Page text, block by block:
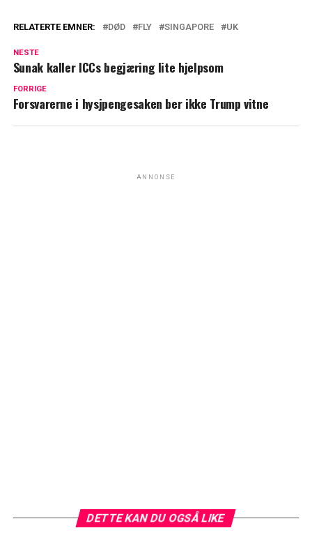
RELATERTE EMNER: DØD FLY SINGAPORE UK
NESTE
Sunak kaller ICCs begjæring lite hjelpsom
FORRIGE
Forsvarerne i hysjpengesaken ber ikke Trump vitne
ANNONSE
DETTE KAN DU OGSÅ LIKE